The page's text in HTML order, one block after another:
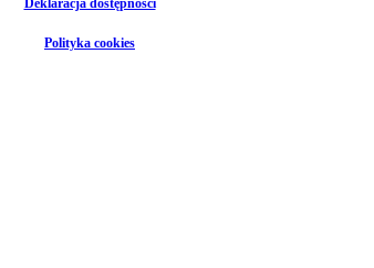
Deklaracja dostępności
Polityka cookies